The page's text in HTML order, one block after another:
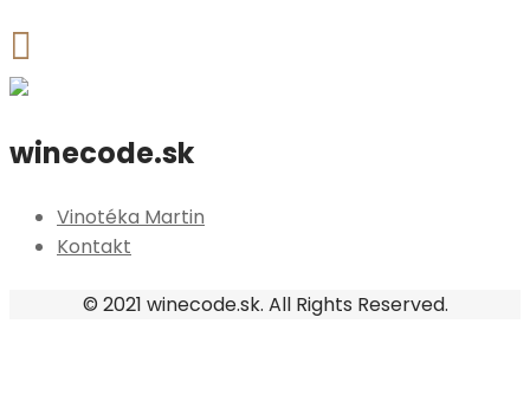
winecode.sk
Vinotéka Martin
Kontakt
© 2021 winecode.sk. All Rights Reserved.